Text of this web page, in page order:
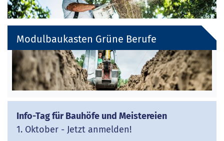
Modulbaukasten Grüne Berufe
Info-Tag für Bauhöfe und Meistereien
1. Oktober - Jetzt anmelden!